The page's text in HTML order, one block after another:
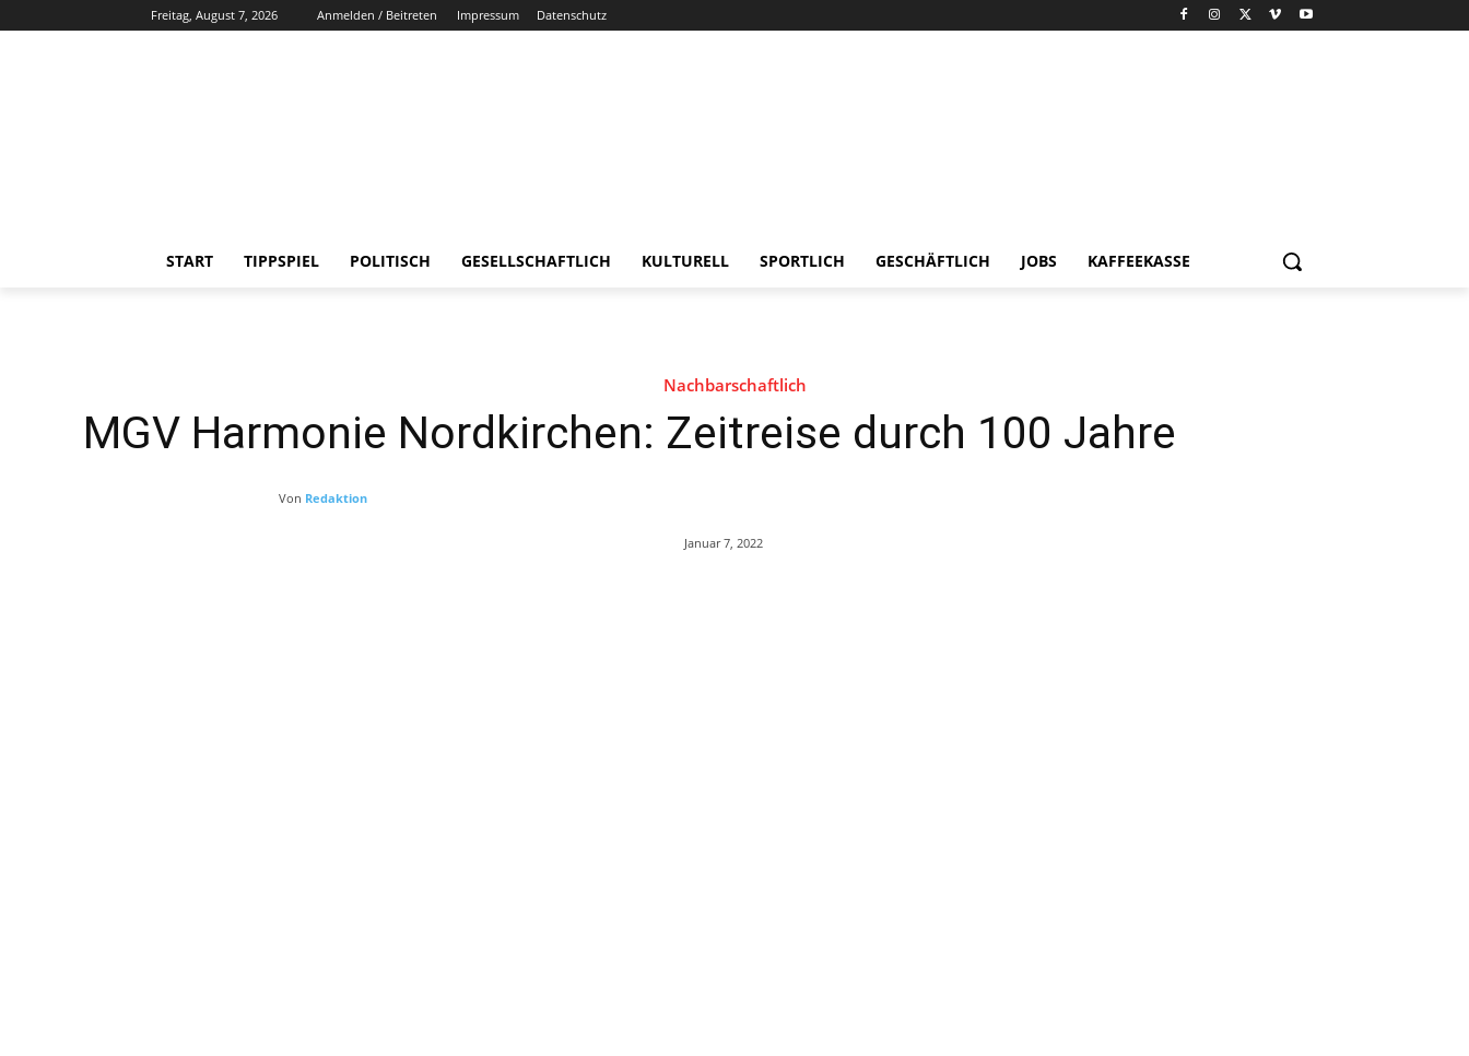
Freitag, August 7, 2026 Anmelden / Beitreten Impressum Datenschutz
START TIPPSPIEL POLITISCH GESELLSCHAFTLICH KULTURELL SPORTLICH GESCHÄFTLICH JOBS KAFFEEKASSE
Nachbarschaftlich
MGV Harmonie Nordkirchen: Zeitreise durch 100 Jahre
Von Redaktion
Januar 7, 2022